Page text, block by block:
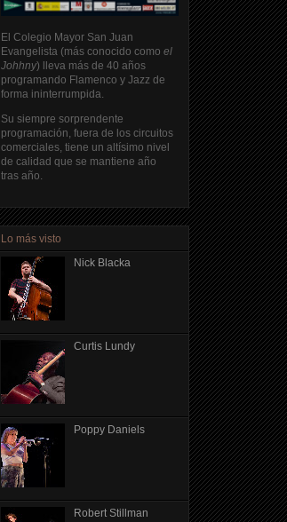
El Colegio Mayor San Juan
Evangelista (más conocido como el
Johhny) lleva más de 40 años
programando Flamenco y Jazz de
forma ininterrumpida.
Su siempre sorprendente
programación, fuera de los circuitos
comerciales, tiene un altísimo nivel
de calidad que se mantiene año
tras año.
Lo más visto
Nick Blacka
Curtis Lundy
Poppy Daniels
Robert Stillman